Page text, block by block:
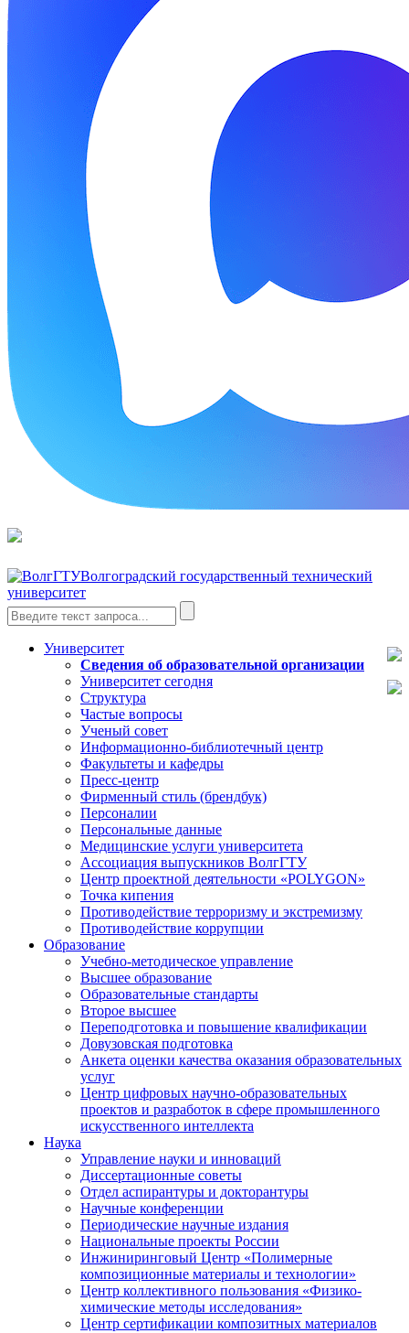
Волгоградский государственный технический
университет
Университет
Сведения об образовательной организации
Университет сегодня
Структура
Частые вопросы
Ученый совет
Информационно-библиотечный центр
Факультеты и кафедры
Пресс-центр
Фирменный стиль (брендбук)
Персоналии
Персональные данные
Медицинские услуги университета
Ассоциация выпускников ВолгГТУ
Центр проектной деятельности «POLYGON»
Точка кипения
Противодействие терроризму и экстремизму
Противодействие коррупции
Образование
Учебно-методическое управление
Высшее образование
Образовательные стандарты
Второе высшее
Переподготовка и повышение квалификации
Довузовская подготовка
Анкета оценки качества оказания образовательных
услуг
Центр цифровых научно-образовательных
проектов и разработок в сфере промышленного
искусственного интеллекта
Наука
Управление науки и инноваций
Диссертационные советы
Отдел аспирантуры и докторантуры
Научные конференции
Периодические научные издания
Национальные проекты России
Инжиниринговый Центр «Полимерные
композиционные материалы и технологии»
Центр коллективного пользования «Физико-
химические методы исследования»
Центр сертификации композитных материалов